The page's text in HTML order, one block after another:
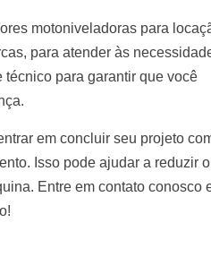
motoniveladoras para
para atender às
para garantir que você
em concluir seu projeto
Isso pode ajudar a reduzir o
Entre em contato conosco